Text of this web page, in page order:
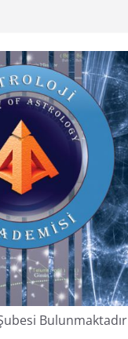
Bulunmaktadır